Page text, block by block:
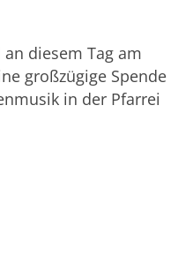
diesem Tag am
großzügige Spende
in der Pfarrei